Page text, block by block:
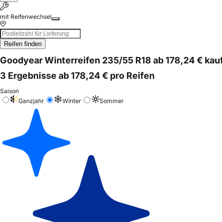
mit Reifenwechsel
Reifen finden
Goodyear Winterreifen 235/55 R18 ab 178,24 €
3 Ergebnisse ab 178,24 € pro Reifen
Saison
Ganzjahr
Winter Sommer